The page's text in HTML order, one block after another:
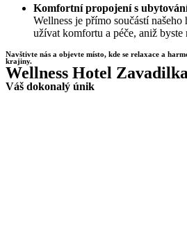
Komfortní propojení s
Wellness je přímo součástí našeho
užívat komfortu a péče, aniž byste
Navštivte nás a objevte místo, kde se relaxace a
krajiny.
Wellness Hotel
Váš dokonalý únik